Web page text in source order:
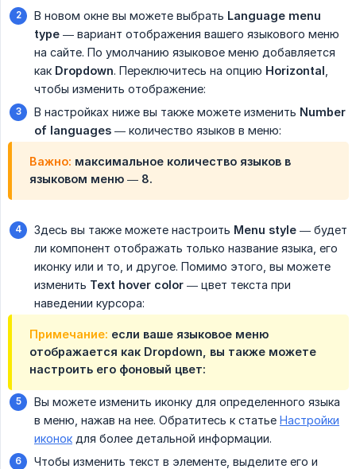
В новом окне вы можете выбрать Language menu
type — вариант отображения вашего языкового меню
на сайте. По умолчанию языковое меню добавляется
как Dropdown. Переключитесь на опцию Horizontal
чтобы изменить отображение:
В настройках ниже вы также можете изменить Number
of languages — количество языков в меню:
Важно: максимальное количество языков в
языковом меню — 8.
Здесь вы также можете настроить Menu style — будет
ли компонент отображать только название языка, его
иконку или и то, и другое. Помимо этого, вы можете
изменить Text hover color — цвет текста при
наведении курсора:
Примечание: если ваше языковое меню
отображается как Dropdown , вы также можете
настроить его фоновый цвет:
Вы можете изменить иконку для определенного языка
в меню, нажав на нее. Обратитесь к статье Настройки
иконок для более детальной информации.
Чтобы изменить текст в элементе, выделите его и